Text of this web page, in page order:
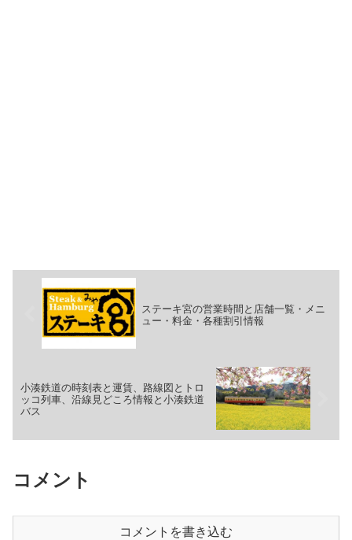
ステーキ宮の営業時間と店舗一覧・メニ
ュー・料金・各種割引情報
小湊鉄道の時刻表と運賃、路線図とトロ
ッコ列車、沿線見どころ情報と小湊鉄道
バス
コメント
コメントを書き込む